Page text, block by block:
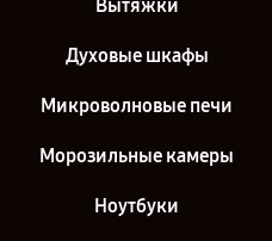
Вытяжки
Духовые шкафы
Микроволновые печи
Морозильные камеры
Ноутбуки